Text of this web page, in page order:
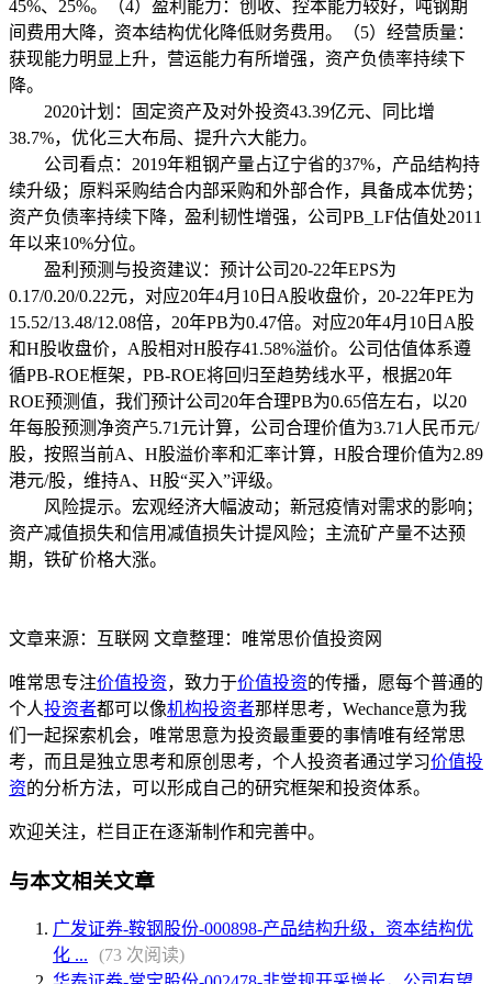
45%、25%。（4）盈利能力：创收、控本能力较好，吨钢期
间费用大降，资本结构优化降低财务费用。（5）经营质量：
获现能力明显上升，营运能力有所增强，资产负债率持续下
降。
2020计划：固定资产及对外投资43.39亿元、同比增
38.7%，优化三大布局、提升六大能力。
公司看点：2019年粗钢产量占辽宁省的37%，产品结构持
续升级；原料采购结合内部采购和外部合作，具备成本优势；
资产负债率持续下降，盈利韧性增强，公司PB_LF估值处2011
年以来10%分位。
盈利预测与投资建议：预计公司20-22年EPS为
0.17/0.20/0.22元，对应20年4月10日A股收盘价，20-22年PE为
15.52/13.48/12.08倍，20年PB为0.47倍。对应20年4月10日A股
和H股收盘价，A股相对H股存41.58%溢价。公司估值体系遵
循PB-ROE框架，PB-ROE将回归至趋势线水平，根据20年
ROE预测值，我们预计公司20年合理PB为0.65倍左右，以20
年每股预测净资产5.71元计算，公司合理价值为3.71人民币元/
股，按照当前A、H股溢价率和汇率计算，H股合理价值为2.89
港元/股，维持A、H股“买入”评级。
风险提示。宏观经济大幅波动；新冠疫情对需求的影响；
资产减值损失和信用减值损失计提风险；主流矿产量不达预
期，铁矿价格大涨。
文章来源：互联网 文章整理：唯常思价值投资网
唯常思专注价值投资，致力于价值投资的传播，愿每个普通的
个人投资者都可以像机构投资者那样思考，Wechance意为我
们一起探索机会，唯常思意为投资最重要的事情唯有经常思
考，而且是独立思考和原创思考，个人投资者通过学习价值投
资的分析方法，可以形成自己的研究框架和投资体系。
欢迎关注，栏目正在逐渐制作和完善中。
与本文相关文章
广发证券-鞍钢股份-000898-产品结构升级，资本结构优
化 ...
(73 次阅读)